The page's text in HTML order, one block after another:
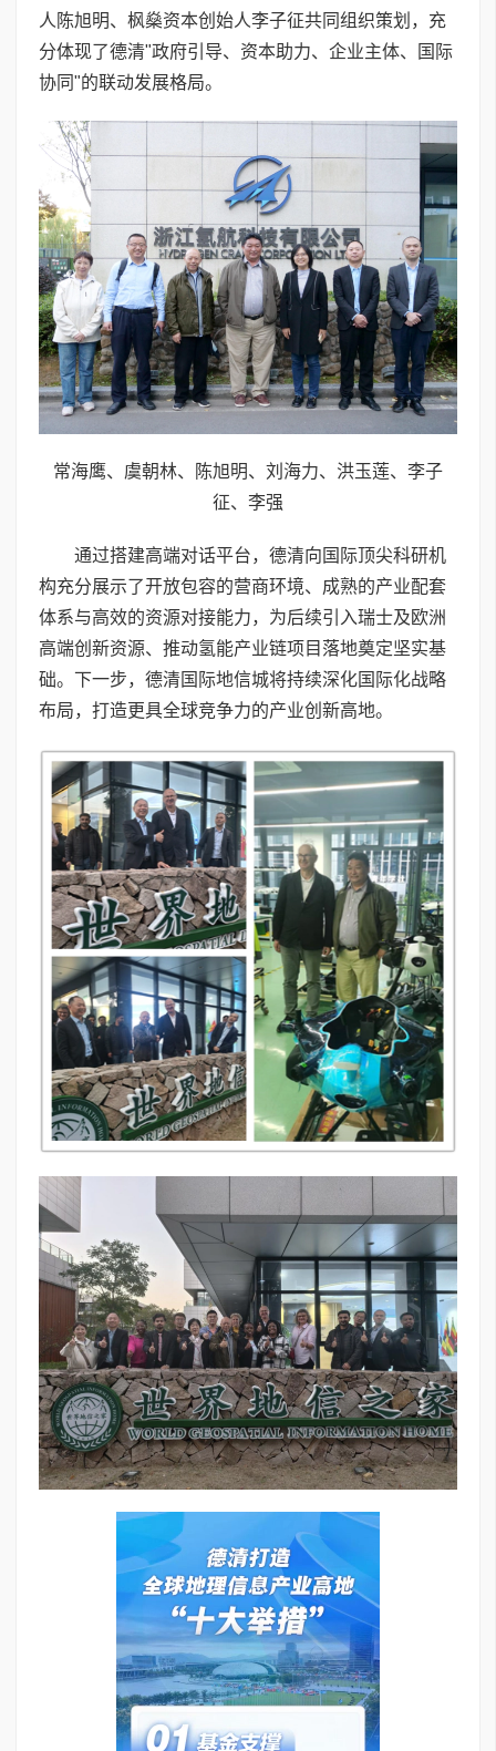
人陈旭明、枫燊资本创始人李子征共同组织策划，充
分体现了德清"政府引导、资本助力、企业主体、国际
协同"的联动发展格局。
常海鹰、虞朝林、陈旭明、刘海力、洪玉莲、李子
征、李强
通过搭建高端对话平台，德清向国际顶尖科研机
构充分展示了开放包容的营商环境、成熟的产业配套
体系与高效的资源对接能力，为后续引入瑞士及欧洲
高端创新资源、推动氢能产业链项目落地奠定坚实基
础。下一步，德清国际地信城将持续深化国际化战略
布局，打造更具全球竞争力的产业创新高地。